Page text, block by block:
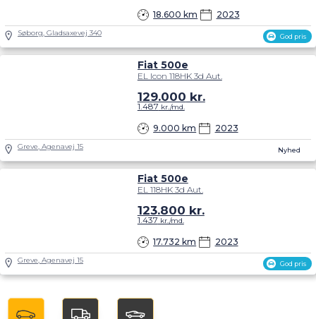
God pris
18.600 km 2023
Søborg, Gladsaxevej 340
Nyhed
Fiat 500e
EL Icon 118HK 3d Aut.
9.000 km 2023
129.000 kr.
1.487 kr./md.
Greve, Agenavej 15
God pris
Fiat 500e
EL 118HK 3d Aut.
17.732 km 2023
123.800 kr.
1.437 kr./md.
Greve, Agenavej 15